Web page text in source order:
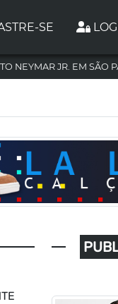
SE
NEYMAR JR. EM SÃO